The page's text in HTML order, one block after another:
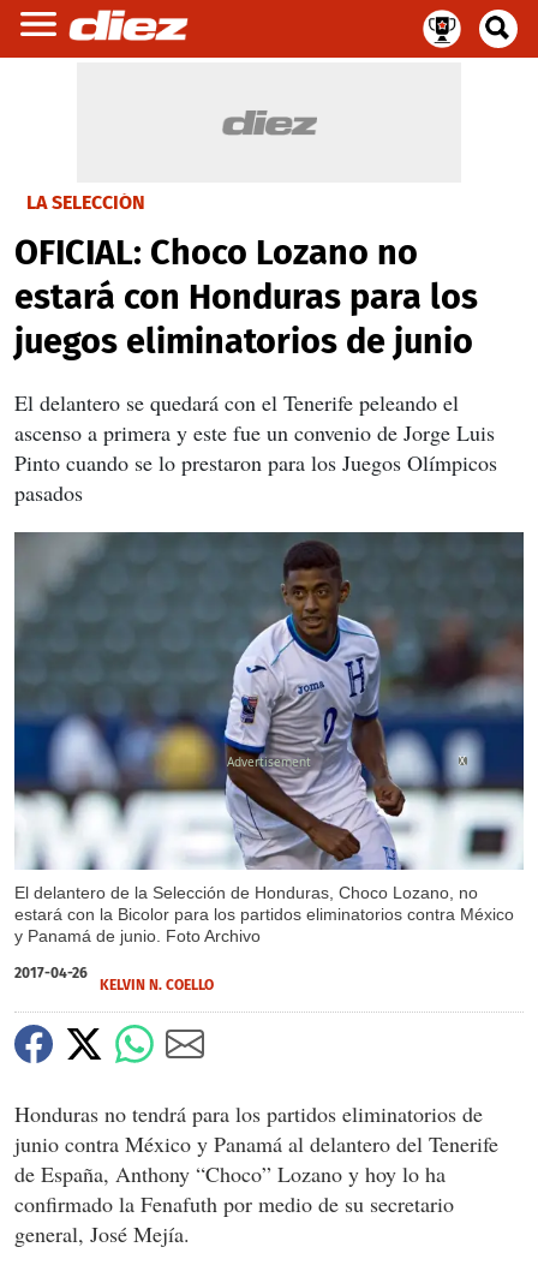
LA SELECCIÓN
OFICIAL: Choco Lozano no
estará con Honduras para los
juegos eliminatorios de junio
El delantero se quedará con el Tenerife peleando el
ascenso a primera y este fue un convenio de Jorge Luis
Pinto cuando se lo prestaron para los Juegos Olímpicos
pasados
El delantero de la Selección de Honduras, Choco Lozano, no
estará con la Bicolor para los partidos eliminatorios contra México
y Panamá de junio. Foto Archivo
X
2017-04-26
KELVIN N. COELLO
Honduras no tendrá para los partidos eliminatorios de
junio contra México y Panamá al delantero del Tenerife
de España, Anthony “Choco” Lozano y hoy lo ha
confirmado la Fenafuth por medio de su secretario
general, José Mejía.